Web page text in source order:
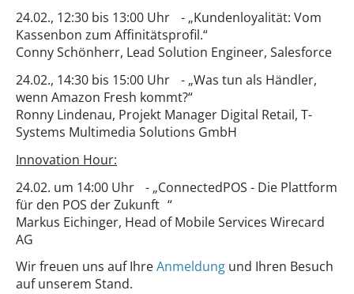
24.02., 12:30 bis 13:00 Uhr - „Kundenloyalität: Vom
Kassenbon zum Affinitätsprofil.“
Conny Schönherr, Lead Solution Engineer, Salesforce
24.02., 14:30 bis 15:00 Uhr - „Was tun als Händler,
wenn Amazon Fresh kommt?“
Ronny Lindenau, Projekt Manager Digital Retail, T-
Systems Multimedia Solutions GmbH
Innovation Hour:
24.02. um 14:00 Uhr - „ConnectedPOS - Die Plattform
für den POS der Zukunft “
Markus Eichinger, Head of Mobile Services Wirecard
AG
Wir freuen uns auf IhreAnmeldung und Ihren Besuch
auf unserem Stand.